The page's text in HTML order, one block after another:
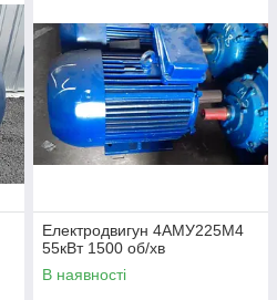
Електродвигун 4АМУ225М4
55кВт 1500 об/хв
В наявності